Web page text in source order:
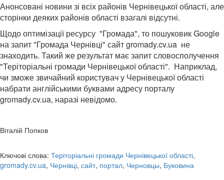
Анонсовані новини зі всіх районів Чернівецької області, але
сторінки деяких районів області взагалі відсутні.
Щодо оптимізації ресурсу "Громада", то пошуковик Google
на запит "Громада Чернівці" сайт gromady.cv.ua не
знаходить. Такий же результат має запит словосполучення
"Теріторіальні громади Чернівецької області". Наприклад,
чи зможе звичайний користувач у Чернівецької області
набрати англійськими буквами адресу порталу
gromady.cv.ua, наразі невідомо.
Віталій Попков
Ключові слова: Теріторіальні громади Чернівецької області,
gromady.cv.ua, Чернівці, сайт, портал, Черновцы, Буковина